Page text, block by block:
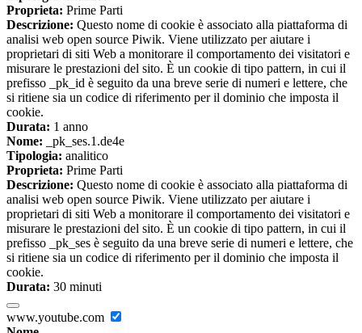
Proprieta: Prime Parti
Descrizione: Questo nome di cookie è associato alla piattaforma di
analisi web open source Piwik. Viene utilizzato per aiutare i
proprietari di siti Web a monitorare il comportamento dei visitatori e
misurare le prestazioni del sito. È un cookie di tipo pattern, in cui il
prefisso _pk_id è seguito da una breve serie di numeri e lettere, che
si ritiene sia un codice di riferimento per il dominio che imposta il
cookie.
Durata: 1 anno
Nome: _pk_ses.1.de4e
Tipologia: analitico
Proprieta: Prime Parti
Descrizione: Questo nome di cookie è associato alla piattaforma di
analisi web open source Piwik. Viene utilizzato per aiutare i
proprietari di siti Web a monitorare il comportamento dei visitatori e
misurare le prestazioni del sito. È un cookie di tipo pattern, in cui il
prefisso _pk_ses è seguito da una breve serie di numeri e lettere, che
si ritiene sia un codice di riferimento per il dominio che imposta il
cookie.
Durata: 30 minuti
www.youtube.com